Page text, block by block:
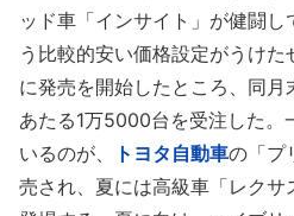
ッド車「インサイト」が健闘
う比較的安い価格設定がうけ
に発売を開始したところ、同
あたる1万5000台を受注した。
いるのが、
トヨタ自動車の「プ
売され、夏には高級車「レク